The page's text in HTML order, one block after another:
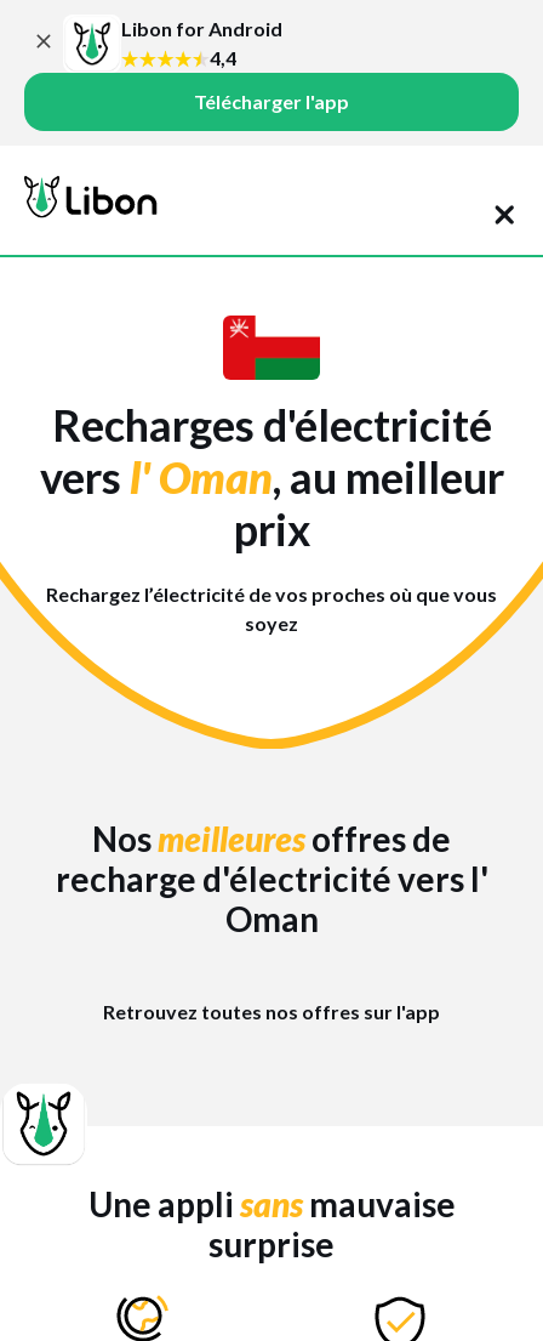
Libon for Android
4,4
Télécharger l'app
Recharges d'électricité
vers l' Oman, au meilleur
prix
Rechargez l’électricité de vos proches où que vous
soyez
Nosmeilleuresoffres de
recharge d'électricité vers l'
Oman
Retrouvez toutes nos offres sur l'app
Une appli sansmauvaise
surprise